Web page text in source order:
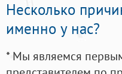
Несколько
именно у нас?
* Мы являемся